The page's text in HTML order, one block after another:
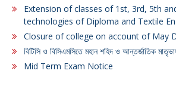
Extension of classes of 1st, 3rd, 5th
technologies of Diploma and Textile
Closure of college on account of May
বিটিসি ও বিসিএমসিতে মহান শহিদ ও আন্তর্জাতিক
Mid Term Exam Notice